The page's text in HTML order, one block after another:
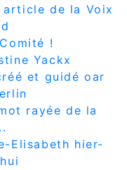
de la Voix
!
Yackx
et guidé oar
rayée de la
Elisabeth hier-